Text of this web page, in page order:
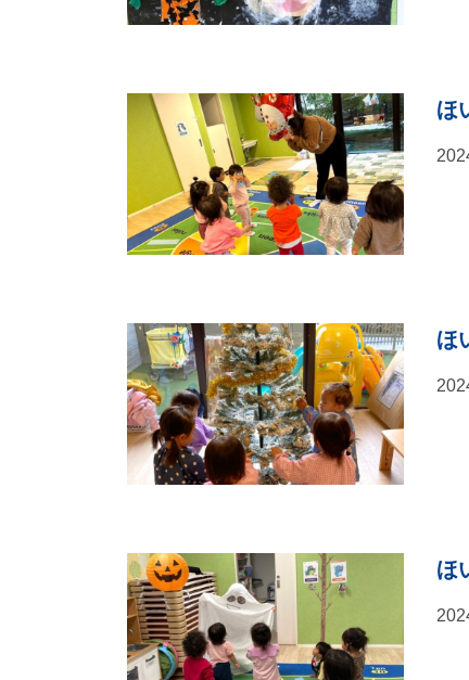
ほ
ほ
ほ